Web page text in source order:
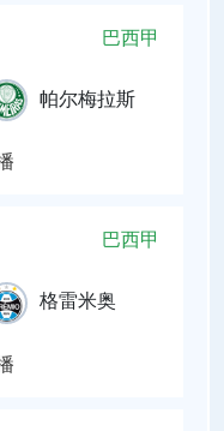
巴西甲
帕尔梅拉斯
巴西甲
格雷米奥